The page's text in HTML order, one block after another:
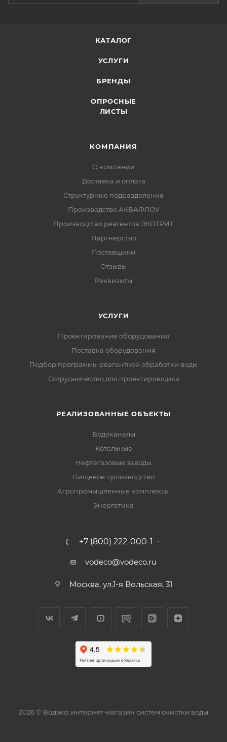
КАТАЛОГ
УСЛУГИ
БРЕНДЫ
ОПРОСНЫЕ
ЛИСТЫ
КОМПАНИЯ
О компании
Доставка и оплата
Структурные подразделения
Производство АКВАФЛОУ
Производство реагентов ЭКОТРИТ
Партнерство
Поставщики
Отзывы
Реквизиты
УСЛУГИ
Проектирование оборудования
Поставка оборудования
Подбор программы реагентной обработки воды
Сотрудничество для проектировщика
РЕАЛИЗОВАННЫЕ ОБЪЕКТЫ
Водоканалы
Котельные
Нефтегазовые заводы
Пищевое производство
Агропромышленные комплексы
Энергетика
+7 (800) 222-000-1
vodeco@vodeco.ru
Москва, ул.1-я Вольская, 31
2026 © Водэко: интернет-магазин систем очистки воды